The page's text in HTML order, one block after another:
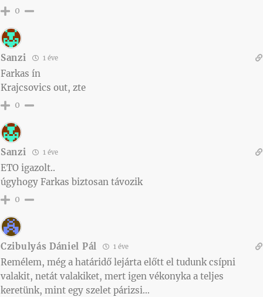
0
Sanzi 1 éve
Farkas ín
Krajcsovics out, zte
0
Sanzi 1 éve
ETO igazolt..
úgyhogy Farkas biztosan távozik
0
Czibulyás Dániel Pál 1 éve
Remélem, még a határidő lejárta előtt el tudunk csípni
valakit, netát valakiket, mert igen vékonyka a teljes
keretünk, mint egy szelet párizsi…